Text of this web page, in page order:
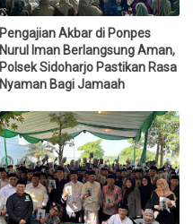
Pengajian Akbar di Ponpes
Nurul Iman Berlangsung Aman,
Polsek Sidoharjo Pastikan Rasa
Nyaman Bagi Jamaah